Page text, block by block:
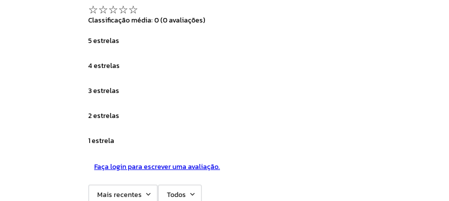
☆☆☆☆☆
Classificação média: 0(0 avaliações)
5 estrelas
4 estrelas
3 estrelas
2 estrelas
1 estrela
Faça login para escrever uma avaliação.
Mais recentes Todos